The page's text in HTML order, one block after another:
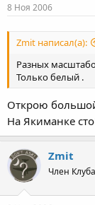
8 Ноя 2006
Zmit написал(а):
Разных
Только белый .
Открою
На Якиманке
Zmit
Член Клуба